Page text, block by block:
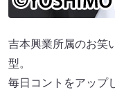
吉本興業所属のお笑
型。
毎日コントをアップ